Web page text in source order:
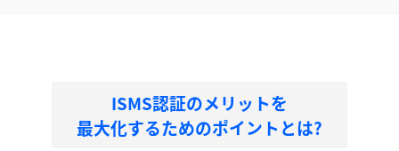
ISMS認証のメリットを
最大化するためのポイントとは?